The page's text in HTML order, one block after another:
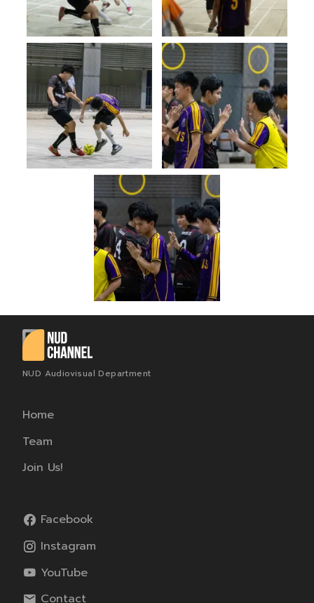
NUD Audiovisual Department
Home
Team
Join Us!
Facebook
Instagram
YouTube
Contact